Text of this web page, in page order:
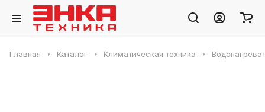
Главная Каталог Климатическая техника